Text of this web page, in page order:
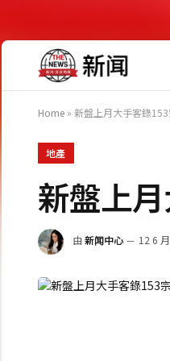
Home » 新盤上月大手客錄
地產
新盤上
由 新闻中心 12 6